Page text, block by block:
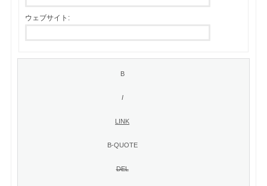
ウェブサイト: